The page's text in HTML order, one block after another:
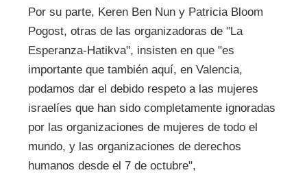
Por su parte, Keren Ben Nun y Patricia Bloom
Pogost, otras de las organizadoras de "La
Esperanza-Hatikva", insisten en que "es
importante que también aquí, en Valencia,
podamos dar el debido respeto a las mujeres
israelíes que han sido completamente ignoradas
por las organizaciones de mujeres de todo el
mundo, y las organizaciones de derechos
humanos desde el 7 de octubre",